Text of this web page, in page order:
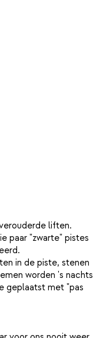
liften.
paar "zwarte" pistes
in de piste, stenen
worden 's nachts
geplaatst met "pas